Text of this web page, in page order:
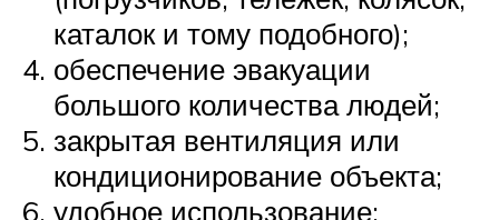
каталок и тому подобного);
обеспечение эвакуации
большого количества людей;
закрытая вентиляция или
кондиционирование объекта;
удобное использование;